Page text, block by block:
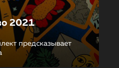
2021
предсказывает